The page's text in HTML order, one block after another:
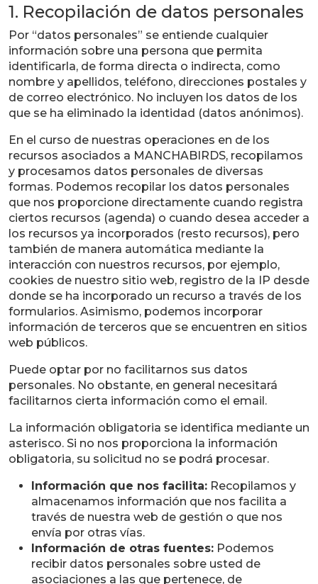
1. Recopilación de datos personales
Por “datos personales” se entiende cualquier
información sobre una persona que permita
identificarla, de forma directa o indirecta, como
nombre y apellidos, teléfono, direcciones postales y
de correo electrónico. No incluyen los datos de los
que se ha eliminado la identidad (datos anónimos).
En el curso de nuestras operaciones en de los
recursos asociados a MANCHABIRDS, recopilamos
y procesamos datos personales de diversas
formas. Podemos recopilar los datos personales
que nos proporcione directamente cuando registra
ciertos recursos (agenda) o cuando desea acceder a
los recursos ya incorporados (resto recursos), pero
también de manera automática mediante la
interacción con nuestros recursos, por ejemplo,
cookies de nuestro sitio web, registro de la IP desde
donde se ha incorporado un recurso a través de los
formularios. Asimismo, podemos incorporar
información de terceros que se encuentren en sitios
web públicos.
Puede optar por no facilitarnos sus datos
personales. No obstante, en general necesitará
facilitarnos cierta información como el email.
La información obligatoria se identifica mediante un
asterisco. Si no nos proporciona la información
obligatoria, su solicitud no se podrá procesar.
Información que nos facilita: Recopilamos y
almacenamos información que nos facilita a
través de nuestra web de gestión o que nos
envía por otras vías.
Información de otras fuentes: Podemos
recibir datos personales sobre usted de
asociaciones a las que pertenece, de